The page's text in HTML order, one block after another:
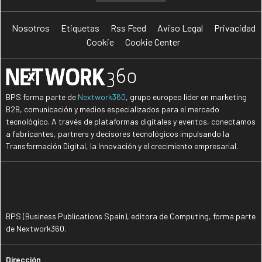
Nosotros Etiquetas Rss Feed Aviso Legal
Privacidad
Cookie
Cookie Center
BPS forma parte de Nextwork360, grupo europeo líder en marketing
B2B, comunicación y medios especializados para el mercado
tecnológico. A través de plataformas digitales y eventos, conectamos
a fabricantes, partners y decisores tecnológicos impulsando la
Transformación Digital, la Innovación y el crecimiento empresarial.
BPS (Business Publications Spain), editora de Computing, forma parte
de Nextwork360.
Dirección